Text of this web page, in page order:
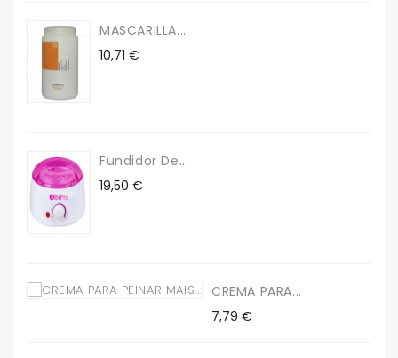
MASCARILLA...
Precio
10,71 €
Fundidor De...
Precio
19,50 €
CREMA PARA...
Precio
7,79 €